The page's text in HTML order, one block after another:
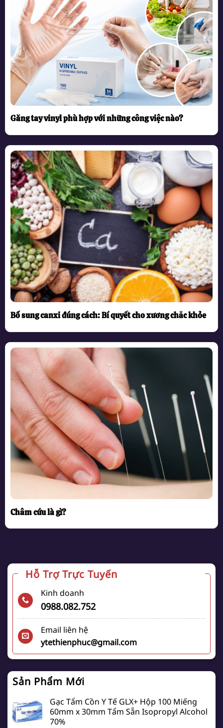
Hỗ Trợ Trực Tuyến
Kinh doanh
0988.082.752
Email liên hệ
ytethienphuc@gmail.com
Sản Phẩm Mới
Gạc Tẩm Cồn Y Tế GLX+ Hộp 100 Miếng
60mm x 30mm Tẩm Sẵn Isopropyl Alcohol
70%
Găng tay vinyl phù hợp với những công việc nào?
Bổ sung canxi đúng cách: Bí quyết cho xương chắc khỏe
Châm cứu là gì?